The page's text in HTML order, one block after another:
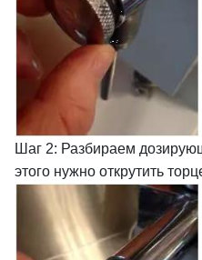
Шаг 2: Разбираем
этого нужно открутить